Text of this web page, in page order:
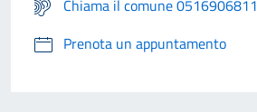
Chiama il comune 0516906811
Prenota un appuntamento